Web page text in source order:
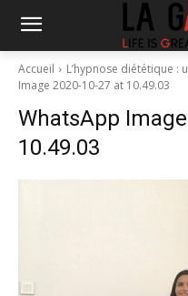
Accueil L’hypnose diététique :
Image 2020-10-27 at 10.49.03
WhatsApp
10.49.03